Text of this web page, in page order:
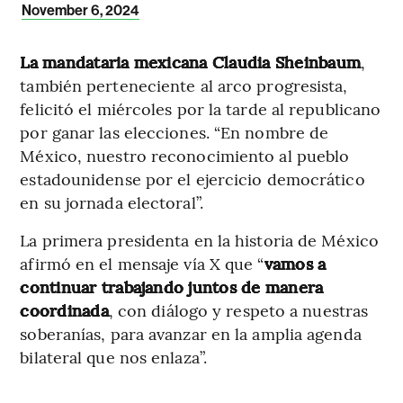
November 6, 2024
La mandataria mexicana Claudia Sheinbaum,
también perteneciente al arco progresista,
felicitó el miércoles por la tarde al republicano
por ganar las elecciones. “En nombre de
México, nuestro reconocimiento al pueblo
estadounidense por el ejercicio democrático
en su jornada electoral”.
La primera presidenta en la historia de México
afirmó en el mensaje vía X que “vamos a
continuar trabajando juntos de manera
coordinada, con diálogo y respeto a nuestras
soberanías, para avanzar en la amplia agenda
bilateral que nos enlaza”.